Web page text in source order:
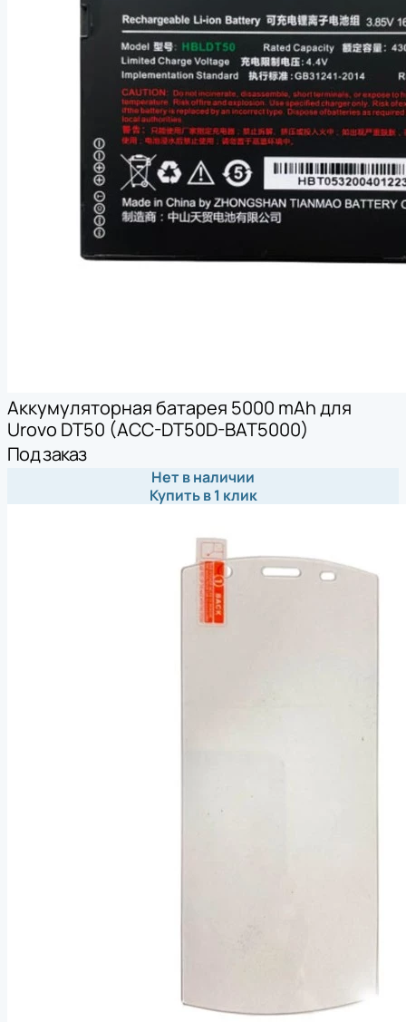
Аккумуляторная батарея 5000 mAh для
Urovo DT50 (ACC-DT50D-BAT5000)
Под заказ
Нет в наличии
Купить в 1 клик